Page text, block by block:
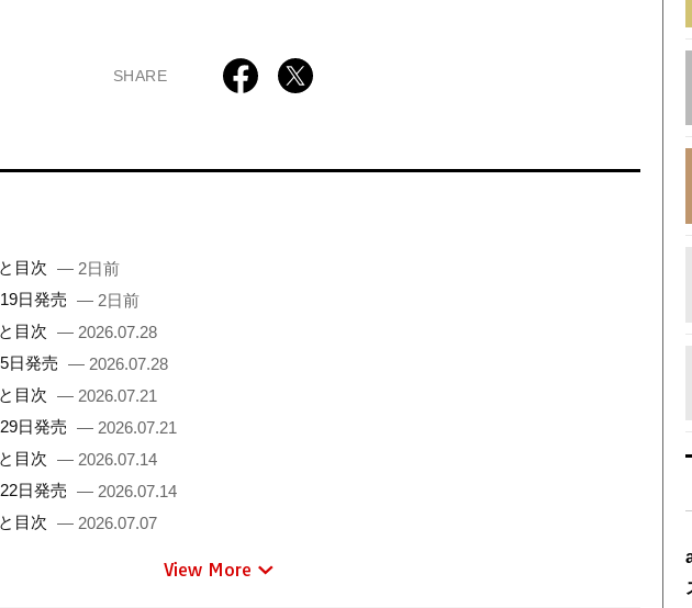
SHARE
目次 — 2日前
日発売 — 2日前
目次 — 2026.07.28
日発売 — 2026.07.28
目次 — 2026.07.21
日発売 — 2026.07.21
目次 — 2026.07.14
日発売 — 2026.07.14
目次 — 2026.07.07
View More